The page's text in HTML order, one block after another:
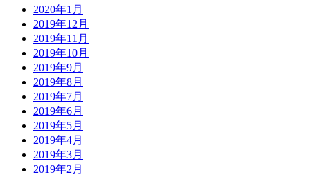
2020年1月
2019年12月
2019年11月
2019年10月
2019年9月
2019年8月
2019年7月
2019年6月
2019年5月
2019年4月
2019年3月
2019年2月